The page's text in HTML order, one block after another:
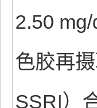
2.50
色胶再
SSRI）